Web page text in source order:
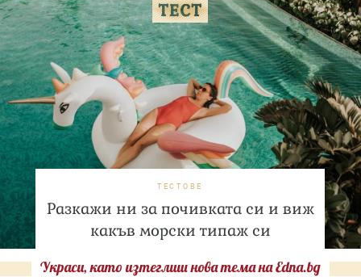
ТЕСТОВЕ
Разкажи ни за почивката си и виж
какъв морски типаж си
Украси, като изтеглиш нова тема на Edna.bg